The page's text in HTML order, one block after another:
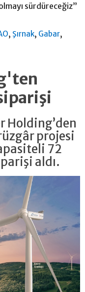
sürdüreceğiz”
, Şırnak, Gabar,
Holding’den
projesi
72
aldı.